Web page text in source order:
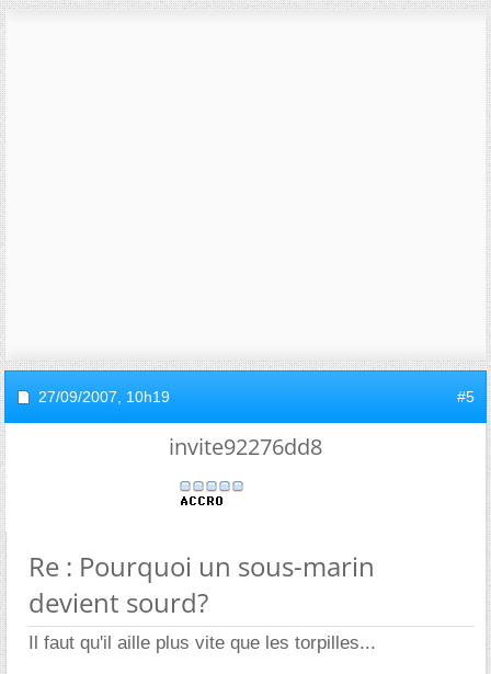
27/09/2007, 10h19 #5
invite92276dd8
Re : Pourquoi un sous-marin
devient sourd?
Il faut qu'il aille plus vite que les torpilles...